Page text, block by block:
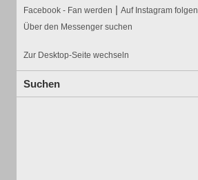
Facebook - Fan werden | Auf Instagram folgen
Über den Messenger suchen
Zur Desktop-Seite wechseln
Suchen